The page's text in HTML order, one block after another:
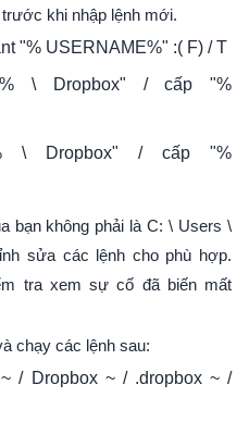
khi nhập lệnh mới.
"% USERNAME%" :( F) / T
\ Dropbox" / cấp "%
\ Dropbox" / cấp "%
bạn không phải là C: \ Users \
sửa các lệnh cho phù hợp.
tra xem sự cố đã biến mất
chạy các lệnh sau:
/ Dropbox ~ / .dropbox ~ /